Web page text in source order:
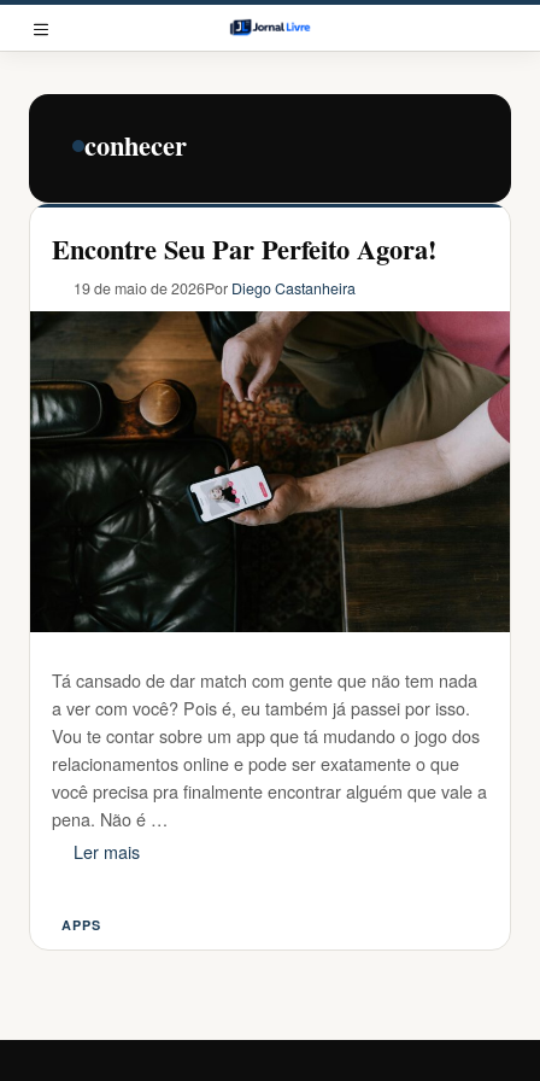
Pular
para
conteúdo
MENU
conhecer
Encontre Seu Par Perfeito Agora!
19 de maio de 2026Por Diego Castanheira
Tá cansado de dar match com gente que não tem nada
a ver com você? Pois é, eu também já passei por isso.
Vou te contar sobre um app que tá mudando o jogo dos
relacionamentos online e pode ser exatamente o que
você precisa pra finalmente encontrar alguém que vale a
pena. Não é …
Ler mais
Categorias
APPS